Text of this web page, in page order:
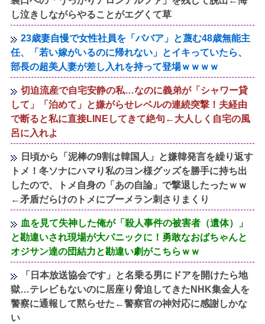
し泣きしながらやることがエグくて草
23歳妻自慢で女性社員を「ババア」と蔑む48歳無能主
任、「若い嫁がいるのに帰れない」とイキっていたら、
部長の超美人妻が差し入れを持って登場ｗｗｗｗ
切迫流産で自宅安静の私…なのに義弟が「シャワー貸
して」「泊めて」と嫌がらせレベルの連続突撃！夫経由
で断ると私に直接LINEしてきて絶句←大人しく自宅の風
呂に入れよ
日頃から「泥棒の9割は韓国人」と嫌韓発言を繰り返す
トメ！冬ソナにハマり私のヨン様グッズを勝手に持ち出
したので、トメ自身の「あの自論」で撃退したったｗｗ
←矛盾だらけのトメにブーメラン刺さりまくり
血を見て失神した俺が「殺人事件の被害者（遺体）」
と勘違いされ現場が大パニックに！勇敢なおばちゃんと
オジサン達の団結力と勘違い劇がこちらｗｗ
「日本放送協会です」と名乗る男にドアを開けたら地
獄…テレビもないのに居座り脅迫してきたNHK集金人を
警察に通報して黙らせた←警察官の神対応に感謝しかな
い